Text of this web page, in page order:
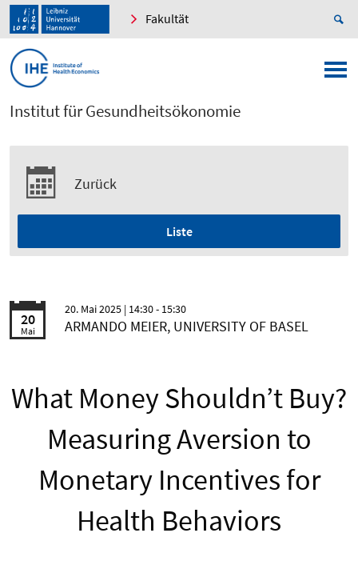
Fakultät
Institut für Gesundheitsökonomie
Zurück
Liste
20
Mai
20. Mai 2025 | 14:30 - 15:30
ARMANDO MEIER, UNIVERSITY OF BASEL
What Money Shouldn’t Buy?
Measuring Aversion to
Monetary Incentives for
Health Behaviors